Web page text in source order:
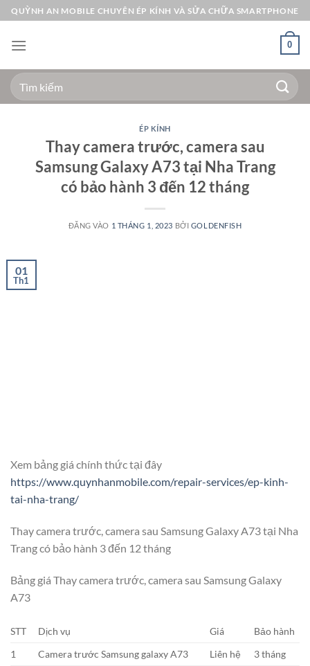
Bỏ
qua
nội
QUỲNH AN MOBILE CHUYÊN ÉP KÍNH VÀ SỬA CHỮA SMARTPHONE
0
Tìm
kiếm:
ÉP KÍNH
Thay camera trước, camera sau
Samsung Galaxy A73 tại Nha Trang
có bảo hành 3 đến 12 tháng
ĐĂNG VÀO 1 THÁNG 1, 2023 BỞI GOLDENFISH
01
Th1
Xem bảng giá chính thức tại đây
https://www.quynhanmobile.com/repair-services/ep-kinh-
tai-nha-trang/
Thay camera trước, camera sau Samsung Galaxy A73 tại Nha
Trang có bảo hành 3 đến 12 tháng
Bảng giá Thay camera trước, camera sau Samsung Galaxy
A73
STT Dịch vụ Giá
Bảo hành
1
Camera trước Samsung galaxy A73 Liên hệ
3 tháng